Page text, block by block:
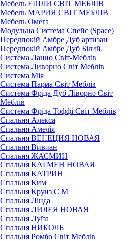
Мебель ЕШЛИ СВІТ МЕБЛІВ
Мебель МАРИЯ СВІТ МЕБЛІВ
Мебель Омега
Модульна Cистема Спейс (Space)
Передпокій Амбре Дуб артизан
Передпокій Амбре Дуб Білий
Система Лацио Світ-Меблів
Система Ливорно Світ Меблів
Система Мія
Система Парма Свiт Меблiв
Система Фріда Дуб Ліворно Світ
Меблів
Система Фріда Тоффі Світ Меблів
Спальня Алекса
Спальня Амелія
Спальня ВЕНЕЦИЯ НОВАЯ
Спальня Вивиан
Спальня ЖАСМИН
Спальня КАРМЕН НОВАЯ
Спальня КАТРИН
Спальня Ким
Спальня Круиз С М
Спальня Лінда
Спальня ЛИЛЕЯ НОВАЯ
Спальня Луїза
Спальня НИКОЛЬ
Спальня Ромбо Світ Меблів